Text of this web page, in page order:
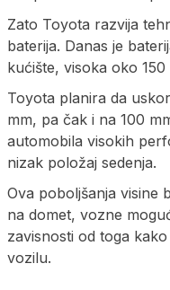
Zato Toyota razvija
baterija. Danas je
kućište, visoka oko 150
Toyota planira da
mm, pa čak i na 100
automobila visokih
nizak položaj sedenja.
Ova poboljšanja visine
na domet, vozne
zavisnosti od toga
vozilu.